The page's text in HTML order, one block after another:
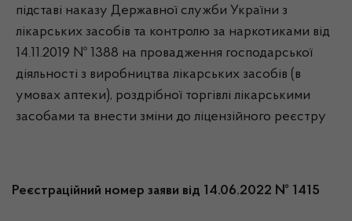
підставі наказу Державної служби України з
лікарських засобів та контролю за наркотиками від
14.11.2019 № 1388 на провадження господарської
діяльності з виробництва лікарських засобів (в
умовах аптеки), роздрібної торгівлі лікарськими
засобами та внести зміни до ліцензійного реєстру
Реєстраційний номер заяви від 14.06.2022 № 1415